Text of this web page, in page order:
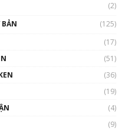
Blockchain
Nhân sự tương lại ngành
Blockchain Việt Nam | Phổ
cập Blockchain
Blockchain đang được ứng
(2)
(125)
(17)
(51)
(36)
(19)
(4)
(9)